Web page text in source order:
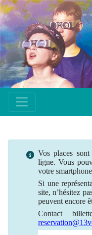
Vos places
ligne. Vous
votre
Si une
site, n’hésitez
peuvent encore
Contact